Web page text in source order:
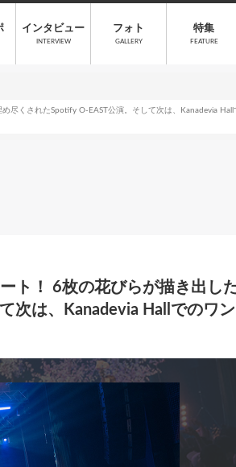
インタビュー
INTERVIEW
フォト
GALLERY
特集
FEATURE
尽くされたSpotify O-EAST公演。そして次は、Kanadevia Hall
ト！ 6枚の花びらが描き出し
次は、Kanadevia Hallでのワ